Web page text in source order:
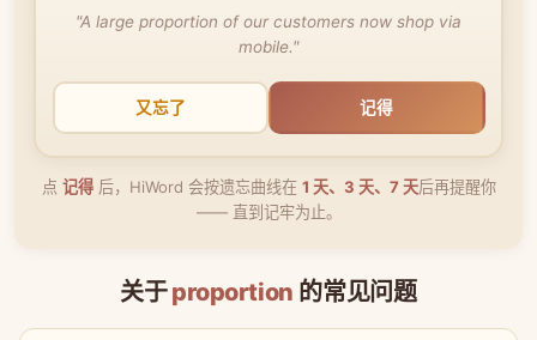
"A large proportion of our customers now shop via
mobile."
又忘了 记得
点 记得后，HiWord 会按遗忘曲线在 1 天、3 天、7 天后再提醒你
—— 直到记牢为止。
关于proportion 的常见问题